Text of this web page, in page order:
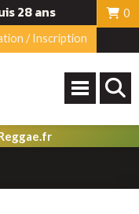
28 ans
0
/ Inscription